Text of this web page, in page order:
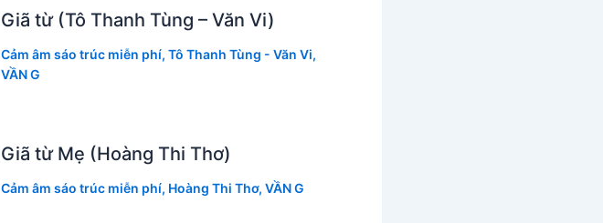
Giã từ (Tô Thanh Tùng – Văn Vi)
Cảm âm sáo trúc miễn phí, Tô Thanh Tùng - Văn Vi,
VẦN G
Giã từ Mẹ (Hoàng Thi Thơ)
Cảm âm sáo trúc miễn phí, Hoàng Thi Thơ, VẦN G